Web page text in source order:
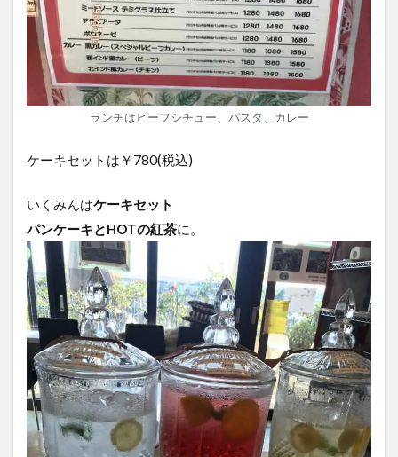
ランチはビーフシチュー、パスタ、カレー
ケーキセットは￥780(税込)
いくみんはケーキセット
パンケーキとHOTの紅茶に。